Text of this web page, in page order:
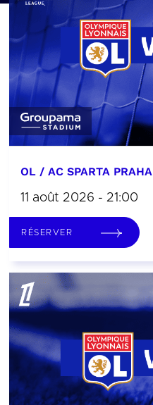
OL / AC SPARTA PRAHA
11 août 2026 - 21:00
RÉSERVER